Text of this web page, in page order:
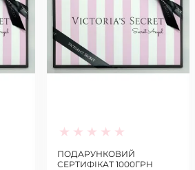
ПОДАРУНКОВИЙ
СЕРТИФІКАТ 1000ГРН